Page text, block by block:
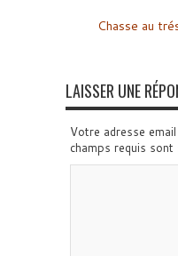
Chasse au
LAISSER UNE
Votre adresse
champs requis sont